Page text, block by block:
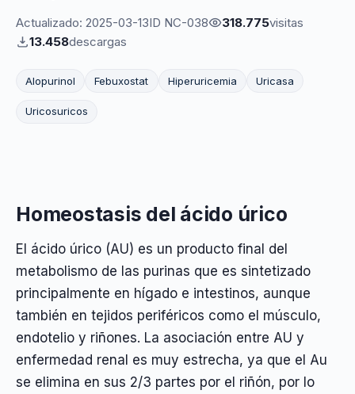
Actualizado: 2025-03-13ID NC-038 318.775visitas
13.458descargas
Alopurinol Febuxostat Hiperuricemia Uricasa
Uricosuricos
Homeostasis del ácido úrico
El ácido úrico (AU) es un producto final del
metabolismo de las purinas que es sintetizado
principalmente en hígado e intestinos, aunque
también en tejidos periféricos como el músculo,
endotelio y riñones. La asociación entre AU y
enfermedad renal es muy estrecha, ya que el Au
se elimina en sus 2/3 partes por el riñón, por lo